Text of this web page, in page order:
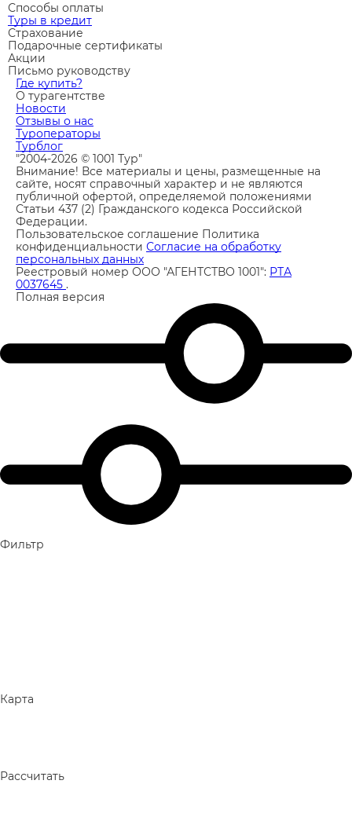
Способы оплаты
Туры в кредит
Страхование
Подарочные сертификаты
Акции
Письмо руководству
Где купить?
О турагентстве
Новости
Отзывы о нас
Туроператоры
Турблог
"2004-2026 © 1001 Тур"
Внимание! Все материалы и цены, размещенные на
сайте, носят справочный характер и не являются
публичной офертой, определяемой положениями
Статьи 437 (2) Гражданского кодекса Российской
Федерации.
Пользовательское соглашение Политика
конфиденциальности Согласие на обработку
персональных данных
Реестровый номер ООО "АГЕНТСТВО 1001": РТА
0037645 .
Полная версия
Фильтр
Карта
Рассчитать